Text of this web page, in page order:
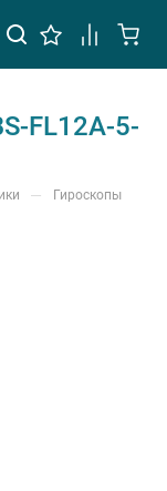
FL12A-5-
— Гироскопы